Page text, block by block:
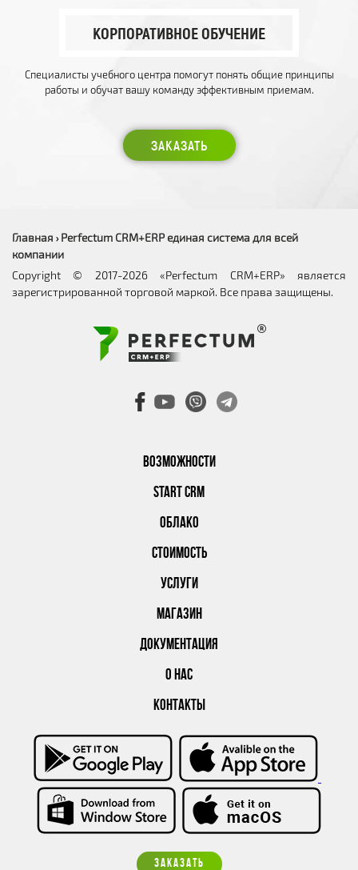
КОРПОРАТИВНОЕ ОБУЧЕНИЕ
Специалисты учебного центра помогут понять общие принципы
работы и обучат вашу команду эффективным приемам.
ЗАКАЗАТЬ
ВОЗМОЖНОСТИ
START CRM
ОБЛАКО
СТОИМОСТЬ
УСЛУГИ
МАГАЗИН
ДОКУМЕНТАЦИЯ
О НАС
КОНТАКТЫ
ЗАКАЗАТЬ
Главная › Perfectum CRM+ERP единая система для всей
компании
Copyright © 2017-2026 «Perfectum CRM+ERP» является
зарегистрированной торговой маркой. Все права защищены.